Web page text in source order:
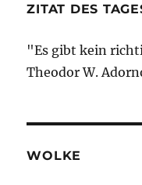
ZITAT DES
"Es gibt kein
Theodor W.
WOLKE